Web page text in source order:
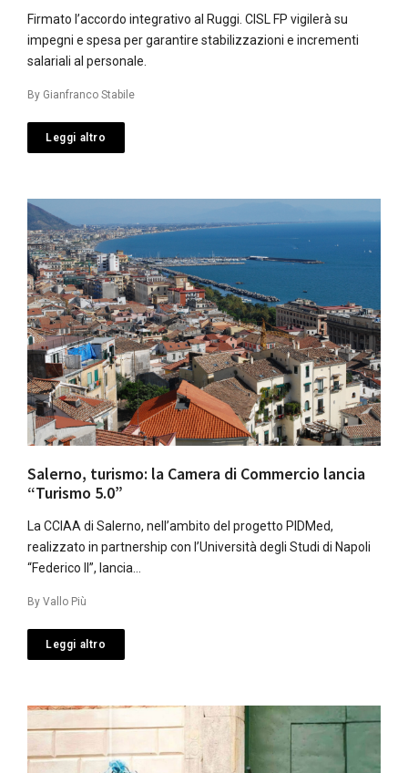
Firmato l’accordo integrativo al Ruggi. CISL FP vigilerà su
impegni e spesa per garantire stabilizzazioni e incrementi
salariali al personale.
By Gianfranco Stabile
Leggi altro
Salerno, turismo: la Camera di Commercio lancia
“Turismo 5.0”
La CCIAA di Salerno, nell’ambito del progetto PIDMed,
realizzato in partnership con l’Università degli Studi di Napoli
“Federico II”, lancia…
By Vallo Più
Leggi altro